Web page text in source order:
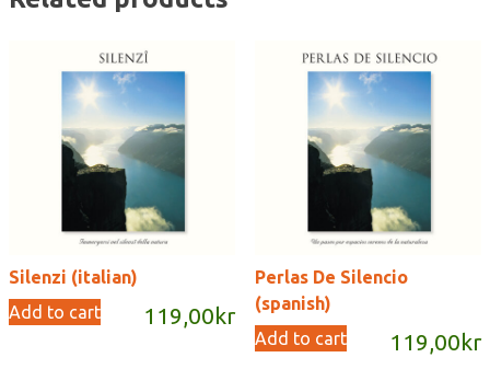
Silenzi (italian)
119,00kr
Add to cart
Perlas De Silencio
(spanish)
119,00kr
Add to cart